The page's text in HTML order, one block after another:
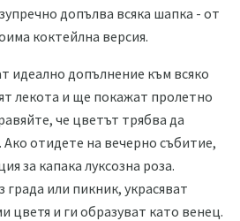
допълва всяка шапка - от
коктейлна версия.
идеално допълнение към всяко
лекота и ще покажат пролетно
че цветът трябва да
Ако отидете на вечерно събитие,
за капака луксозна роза.
града или пикник, украсяват
цветя и ги образуват като венец.